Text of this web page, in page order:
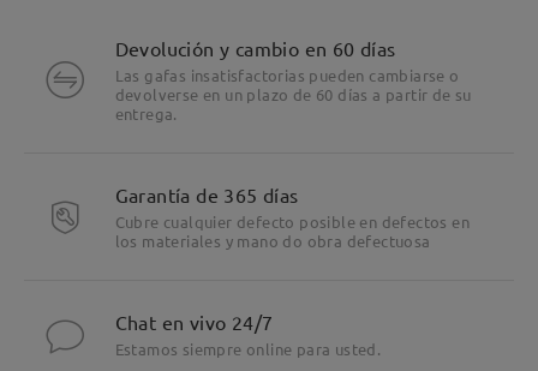
Devolución y cambio en 60 días
Las gafas insatisfactorias pueden cambiarse o
devolverse en un plazo de 60 días a partir de su
entrega.
Garantía de 365 días
Cubre cualquier defecto posible en defectos en
los materiales y mano do obra defectuosa
Chat en vivo 24/7
Estamos siempre online para usted.